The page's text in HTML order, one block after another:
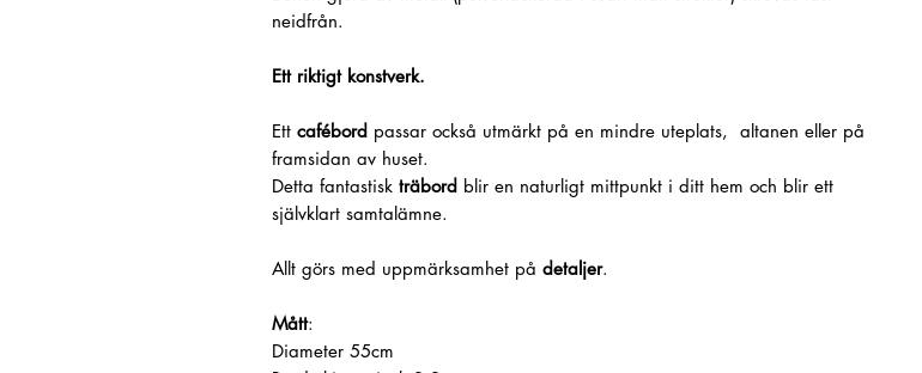
neidfrån.
Ett riktigt konstverk.
Ett cafébord passar också utmärkt på en mindre uteplats, altanen eller på
framsidan av huset.
Detta fantastisk träbord blir en naturligt mittpunkt i ditt hem och blir ett
självklart samtalämne.
Allt görs med uppmärksamhet på detaljer.
Mått:
Diameter 55cm